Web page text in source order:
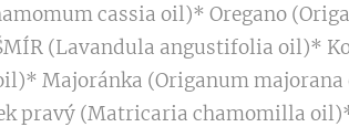
cassia oil)* Oregano
(Lavandula angustifolia oil)*
Majoránka (Origanum
pravý (Matricaria chamomilla